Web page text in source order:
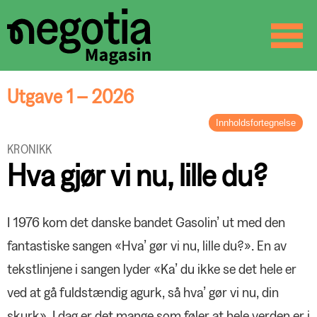
☰
Utgave 1 – 2026
Innholdsfortegnelse
Fra lokal aktivitet til Europa-debatt
BREV FRA STYRELEDEREN
En ny organisasjon formes
PROFILEN
Innlandets mann
LØNN OG TARIFF
Hovedoppgjøret – i korte trekk
KRONIKK
Hva gjør vi nu, lille du?
I 1976 kom det danske bandet Gasolin’ ut med den
fantastiske sangen «Hva’ gør vi nu, lille du?». En av
tekstlinjene i sangen lyder «Ka’ du ikke se det hele er
ved at gå fuldstændig agurk, så hva’ gør vi nu, din